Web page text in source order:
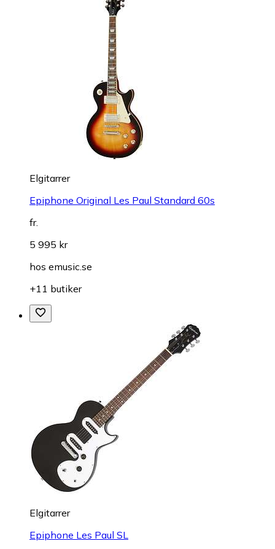
Elgitarrer
Epiphone Original Les Paul Standard 60s
fr.
5 995 kr
hos emusic.se
+11 butiker
Elgitarrer
Epiphone Les Paul SL